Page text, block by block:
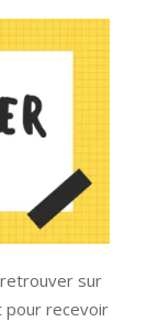
sur
pour recevoir